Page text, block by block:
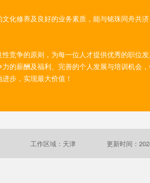
化修养及良好的业务素质，能与铭珠同舟共
竞争的原则，为每一位人才提供优秀的职位
力的薪酬及福利、完善的个人发展与培训机会
步，实现最大价值！
工作区域：天津 更新时间：